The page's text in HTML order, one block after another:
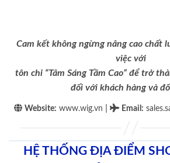
Cam kết không ngừng nâng cao chất
việc với
tôn chỉ “Tâm Sáng Tầm Cao” để trở
đối với khách hàng và
Website: www.wig.vn Email :
HỆ THỐNG ĐỊA ĐIỂM